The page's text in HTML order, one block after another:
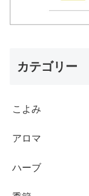
カテゴリー
こよみ
アロマ
ハーブ